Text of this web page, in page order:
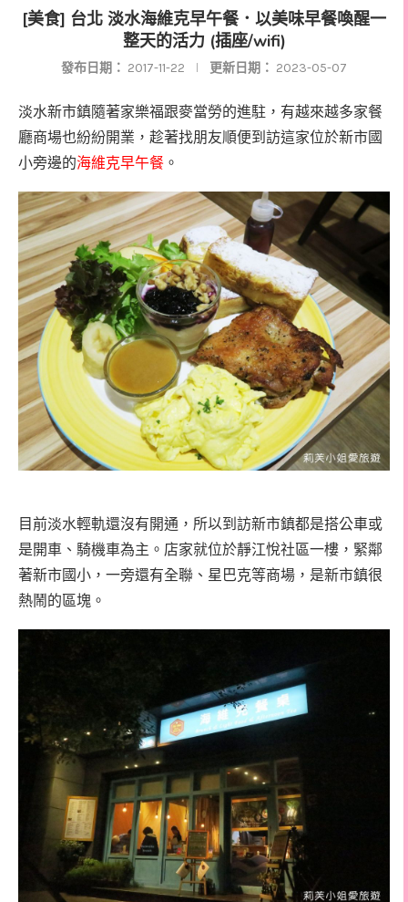
[美食] 台北 淡水海維克早午餐．以美味早餐喚醒一
整天的活力 (插座/wifi)
發布日期： 2017-11-22 更新日期： 2023-05-07
淡水新市鎮隨著家樂福跟麥當勞的進駐，有越來越多家餐
廳商場也紛紛開業，趁著找朋友順便到訪這家位於新市國
小旁邊的海維克早午餐 。
目前淡水輕軌還沒有開通，所以到訪新市鎮都是搭公車或
是開車、騎機車為主。店家就位於靜江悅社區一樓，緊鄰
著新市國小，一旁還有全聯、星巴克等商場，是新市鎮很
熱鬧的區塊。